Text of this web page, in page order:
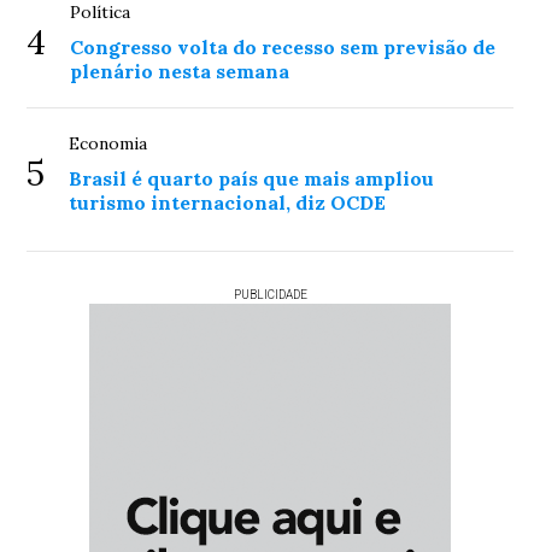
4
Política
Congresso volta do recesso sem previsão de
plenário nesta semana
5
Economia
Brasil é quarto país que mais ampliou
turismo internacional, diz OCDE
PUBLICIDADE